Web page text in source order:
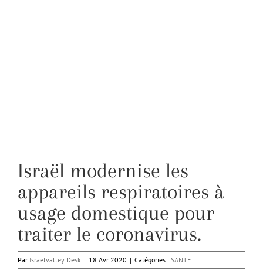
Israël modernise les
appareils respiratoires à
usage domestique pour
traiter le coronavirus.
Par Israelvalley Desk | 18 Avr 2020 | Catégories : SANTE